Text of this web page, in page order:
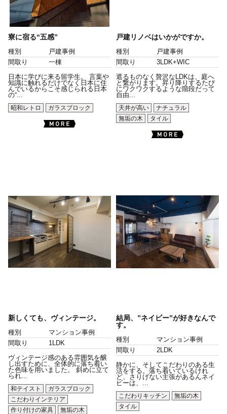
寮に宿る“五感”
種別
戸建事例
間取り
一棟
日本に学びに来る留学生。 言葉や
知識に触れるだけでなく日本に住
んでいるからこそ感じられる日本
の“...
昭和レトロ
ガラスブロック
戸建リノベはいかがですか。
種別
戸建事例
間取り
3LDK+WIC
遮るものなく贅沢なLDKは、庭へ
と繋がります。昇り降りするたび
にワクワクするような階段だって
自由...
天井が高い
ナチュラル
無垢の木
タイル
新しくても、ヴィンテージ。
種別
マンション事例
間取り
1LDK
ヴィンテージ感のある雰囲気を醸
し出すために、全体的に落ち着い
た色味を用いました。 斜めに立て
られ...
和テイスト
ガラスブロック
こだわりインテリア
作り付けの家具
無垢の木
結局、”ネイビー”が好きなんで
す。
種別
マンション事例
間取り
2LDK
静かに、そしてこだわりのある生
活をする。落ち着いているけれ
ど、さりげない主張があるんネイ
ビーは、...
こだわりキッチン
無垢の木
タイル